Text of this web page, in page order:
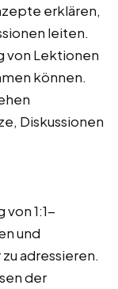
erklären,
leiten.
von Lektionen
können.
Diskussionen
von 1:1-
und
adressieren.
der